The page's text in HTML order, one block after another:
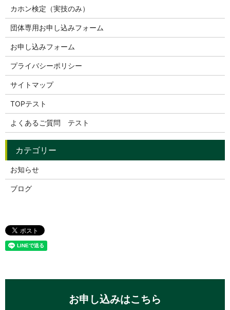
カホン検定（実技のみ）
団体専用お申し込みフォーム
お申し込みフォーム
プライバシーポリシー
サイトマップ
TOPテスト
よくあるご質問 テスト
お知らせ
ブログ
お申し込みはこちら